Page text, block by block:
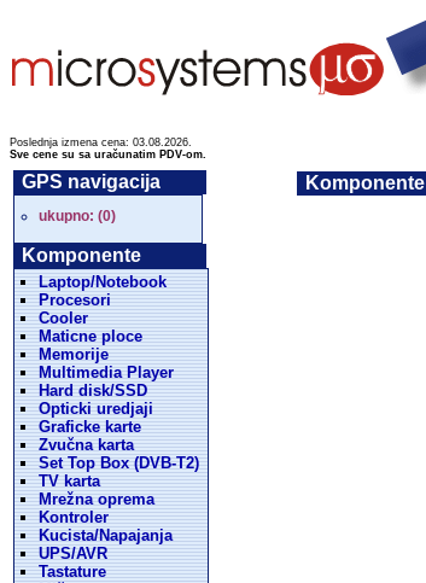
Poslednja izmena cena: 03.08.2026.
Sve cene su sa uračunatim PDV-om.
GPS navigacija
ukupno: (0)
Komponente
Laptop/Notebook
Procesori
Cooler
Maticne ploce
Memorije
Multimedia Player
Hard disk/SSD
Opticki uredjaji
Graficke karte
Zvučna karta
Set Top Box (DVB-T2)
TV karta
Mrežna oprema
Kontroler
Kucista/Napajanja
UPS/AVR
Tastature
Komponente